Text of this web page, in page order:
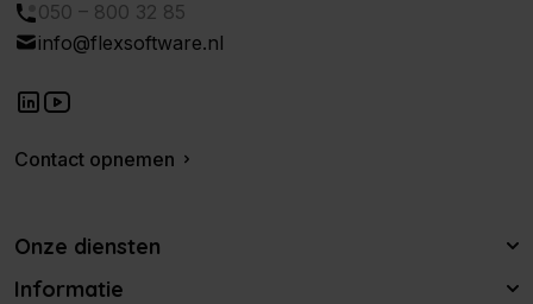
050 – 800 32 85
info@flexsoftware.nl
Contact opnemen
Onze diensten
Informatie